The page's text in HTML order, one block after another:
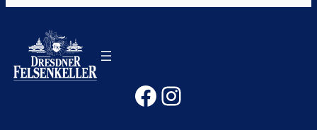
Facebook Instagram